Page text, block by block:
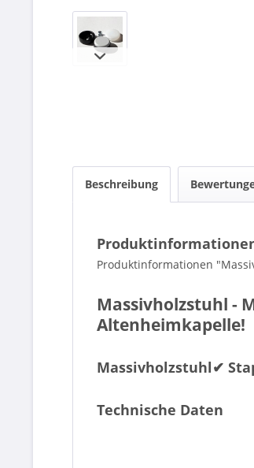
Beschreibung
Produktinformationen
Massivholzstuhl -
Altenheimkapelle!
Massivholzstuhl✔
Technische Daten